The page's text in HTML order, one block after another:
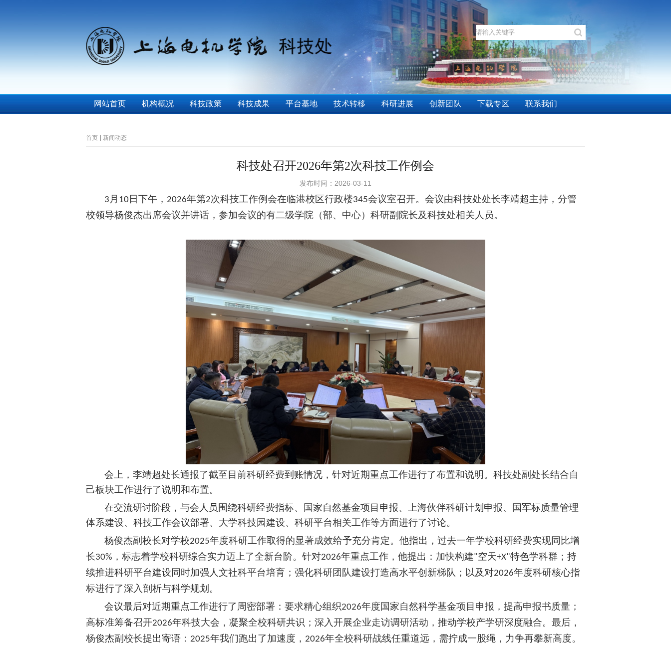
网站首页 机构概况 科技政策 科技成果 平台基地 技术转移 科研进展 创新团队 下载专区 联系我们
首页 新闻动态
科技处召开2026年第2次科技工作例会
发布时间：2026-03-11
3 月 10 日下午， 2026年第2次科技工作例会在临港校区行政楼345会议室召开。会议由科技处处长李靖超主持，分管
校领导杨俊杰出席会议并讲话，参加会议的有二级学院（部、中心）科研副院长及科技处相关人员。
会上，李靖超处长通报了截至目前科研经费到账情况，针对近期重点工作进行了布置和说明。科技处副处长结合自
己板块工作进行了说明和布置。
在交流研讨阶段，与会人员围绕科研经费指标、国家自然基金项目 申报、上海伙伴科研计划申报、国军标质量管理
体系建设、科技工作会议部署、大学科技园建设、科研平台相关工作等方面进行了讨论。
杨俊杰副校长对学校2025年度科研工作取得的显著成效给予充分肯定。他指出，过去一年学校科研经费实现同比增
长30% ，标志着学校科研综合实力迈上了全新台阶。针对2026年重点工作，他提出：加快构建"空天+X"特色学科群；持
续推进科研平台建设同时加强人文社科平台培育；强化科研团队建设打造高水平创新梯队；以及对2026年度科研核心指
标进行了深入剖析与科学规划。
会议最后对近期重点工作进行了周密部署：要求精心组织2026年度国家自然科学基金项目申报，提高申报书质量；
高标准筹备召开2026年科技大会，凝聚全校科研共识；深入开展企业走访调研活动，推动学校产学研深度融合。 最后，
杨俊杰副校长提出寄语： 2025年我们跑出了加速度， 2026年全校科研战线任重道远，需拧成一股绳，力争再攀新高度。